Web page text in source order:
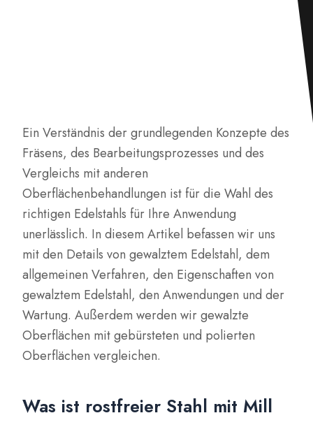
Ein Verständnis der grundlegenden Konzepte des
Fräsens, des Bearbeitungsprozesses und des
Vergleichs mit anderen
Oberflächenbehandlungen ist für die Wahl des
richtigen Edelstahls für Ihre Anwendung
unerlässlich. In diesem Artikel befassen wir uns
mit den Details von gewalztem Edelstahl, dem
allgemeinen Verfahren, den Eigenschaften von
gewalztem Edelstahl, den Anwendungen und der
Wartung. Außerdem werden wir gewalzte
Oberflächen mit gebürsteten und polierten
Oberflächen vergleichen.
Was ist rostfreier Stahl mit Mill